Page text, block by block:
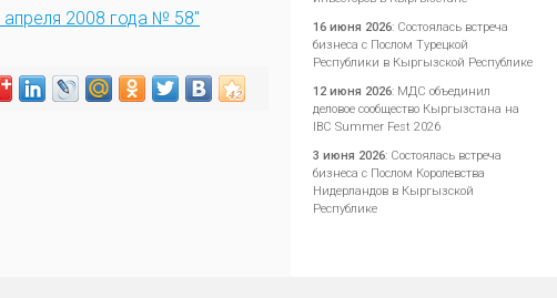
2008 года № 58"
16 июня 2026: Состоялась встреча
бизнеса с Послом Турецкой
Республики в Кыргызской Республике
12 июня 2026: МДС объединил
деловое сообщество Кыргызстана на
IBC Summer Fest 2026
3 июня 2026: Состоялась встреча
бизнеса с Послом Королевства
Нидерландов в Кыргызской
Республике